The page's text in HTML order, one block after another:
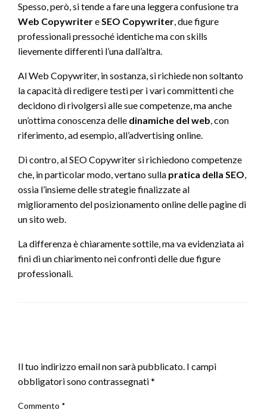
Spesso, però, si tende a fare una leggera confusione tra
Web CopywritereSEO Copywriter, due figure
professionali pressoché identiche ma con skills
lievemente differenti l’una dall’altra.
Al Web Copywriter, in sostanza, si richiede non soltanto
la capacità di redigere testi per i vari committenti che
decidono di rivolgersi alle sue competenze, ma anche
un’ottima conoscenza delle dinamiche del web, con
riferimento, ad esempio, all’advertising online.
Di contro, al SEO Copywriter si richiedono competenze
che, in particolar modo, vertano sulla pratica della SEO,
ossia l’insieme delle strategie finalizzate al
miglioramento del posizionamento online delle pagine di
un sito web.
La differenza è chiaramente sottile, ma va evidenziata ai
fini di un chiarimento nei confronti delle due figure
professionali.
Il tuo indirizzo email non sarà pubblicato. I campi
obbligatori sono contrassegnati*
Commento *